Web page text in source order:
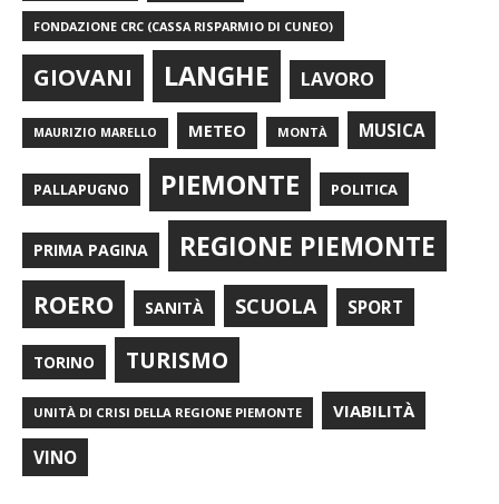
FONDAZIONE CRC (CASSA RISPARMIO DI CUNEO)
GIOVANI LANGHE LAVORO
MAURIZIO MARELLO METEO MONTÀ MUSICA
PALLAPUGNO PIEMONTE POLITICA
PRIMA PAGINA REGIONE PIEMONTE
ROERO SANITÀ SCUOLA SPORT
TORINO TURISMO
UNITÀ DI CRISI DELLA REGIONE PIEMONTE VIABILITÀ
VINO